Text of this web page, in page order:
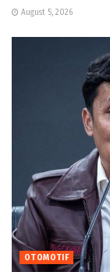
August 5, 2026
OTOMOTIF